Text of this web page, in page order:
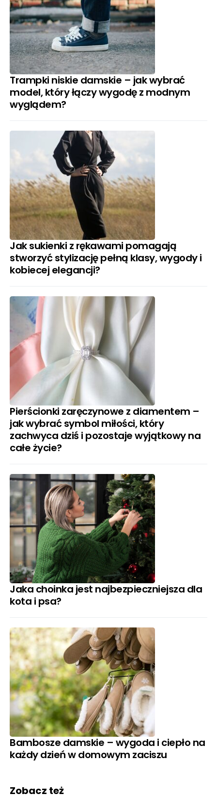
Trampki niskie damskie – jak wybrać
model, który łączy wygodę z modnym
wyglądem?
Jak sukienki z rękawami pomagają
stworzyć stylizację pełną klasy, wygody i
kobiecej elegancji?
Pierścionki zaręczynowe z diamentem –
jak wybrać symbol miłości, który
zachwyca dziś i pozostaje wyjątkowy na
całe życie?
Jaka choinka jest najbezpieczniejsza dla
kota i psa?
Bambosze damskie – wygoda i ciepło na
każdy dzień w domowym zaciszu
Zobacz też